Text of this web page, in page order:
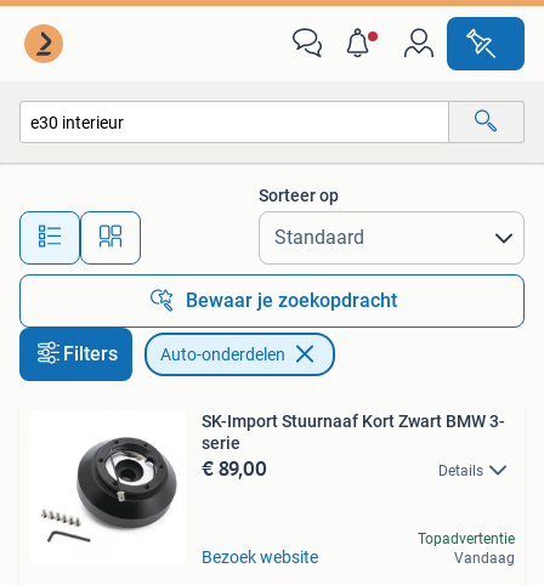
Alle afstanden…
Sorteer op
Bewaar je zoekopdracht
Filters Auto-onderdelen
SK-Import Stuurnaaf Kort Zwart BMW 3-
serie
€ 89,00 Details
Bezoek website
Topadvertentie
Vandaag